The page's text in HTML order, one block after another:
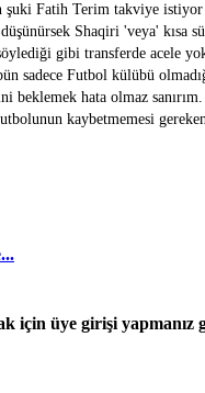
Fatih Terim takviye istiyor
Shaqiri 'veya' kısa
gibi transferde acele
sadece Futbol külübü
beklemek hata olmaz
kaybetmemesi
için üye girişi yapmanız